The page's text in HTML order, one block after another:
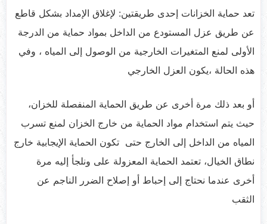
تعد حماية الخزانات إحدى طريقتين: لإغلاق الإمداد بشكل قاطع
عن طريق عزل المستودع من الداخل بمواد حماية من الدرجة
الأولى لمنع المتغيرات الخارجية من الوصول إلى المياه ، وفي
هذه الحالة ،يكون العزل الخارجي
أو بعد ذلك مرة أخرى عن طريق الحماية المنفصلة للخزان،
حيث يتم استخدام مواد الحماية من خارج الخزان لمنع تسرب
المياه من الداخل إلى الخارج حتى تكون الحماية الإيجابية خارج
نطاق الخيال، تعتمد الحماية المعزولة على ونلجأ إليه مرة
أخرى عندما نحتاج إلى إحباط أو إصلاح الضرر الناجم عن
الثقب